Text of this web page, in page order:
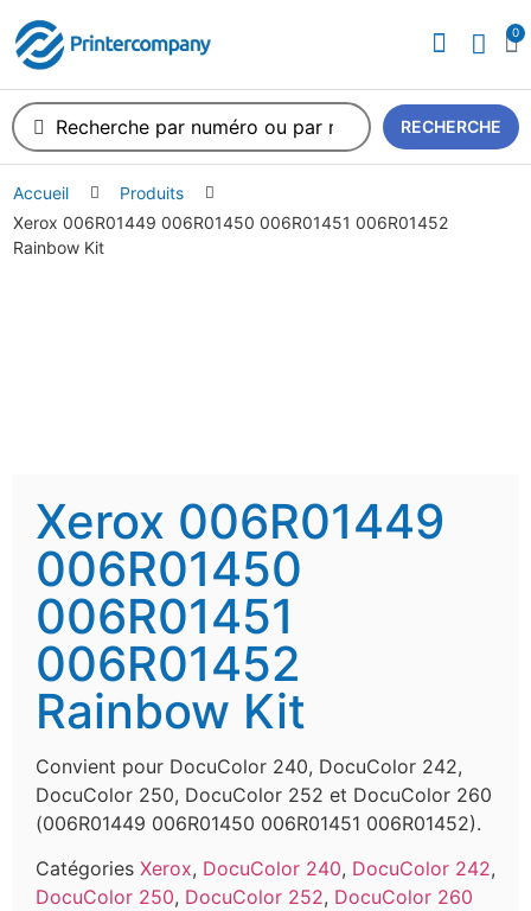
0
RECHERCHE
Accueil
Produits
Xerox 006R01449 006R01450 006R01451 006R01452
Rainbow Kit
Xerox 006R01449
006R01450
006R01451
006R01452
Rainbow Kit
Convient pour DocuColor 240, DocuColor 242,
DocuColor 250, DocuColor 252 et DocuColor 260
(006R01449 006R01450 006R01451 006R01452).
Catégories Xerox, DocuColor 240, DocuColor 242,
DocuColor 250, DocuColor 252, DocuColor 260